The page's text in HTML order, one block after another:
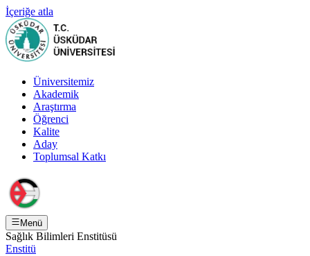
İçeriğe atla
Üniversitemiz
Akademik
Araştırma
Öğrenci
Kalite
Aday
Toplumsal Katkı
Menü
Sağlık Bilimleri Enstitüsü
Enstitü